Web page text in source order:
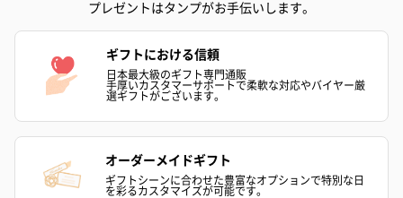
プレゼントはタンプがお手伝いします。
ギフトにおける信頼
日本最大級のギフト専門通販
手厚いカスタマーサポートで柔軟な対応やバイヤー厳
選ギフトがございます。
オーダーメイドギフト
ギフトシーンに合わせた豊富なオプションで特別な日
を彩るカスタマイズが可能です。